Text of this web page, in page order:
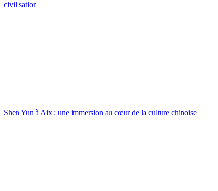
civilisation
Shen Yun à Aix : une immersion au cœur de la culture chinoise